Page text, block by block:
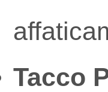
Tacco